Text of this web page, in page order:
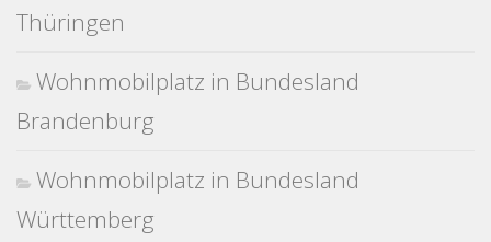
Thüringen
Wohnmobilplatz in Bundesland
Brandenburg
Wohnmobilplatz in Bundesland
Württemberg